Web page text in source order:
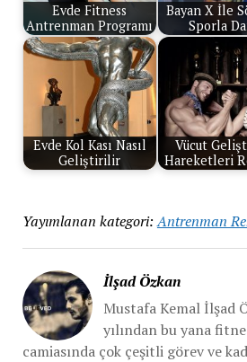
Evde Fitness
Antrenman Programı
Bayan X İle
Sporla
Evde Kol Kası Nasıl
Geliştirilir
Vücut
Hareketleri
Yayımlanan kategori: Antrenman
İlşad Özkan
Mustafa Kemal İlşad
yılından bu yana
camiasında çok çeşitli görev ve